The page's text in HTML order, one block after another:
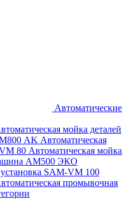
Автоматические
мойка деталей
AK Автоматическая
80 Автоматическая мойка
АМ500 ЭКО
SAM-VM 100
промывочная